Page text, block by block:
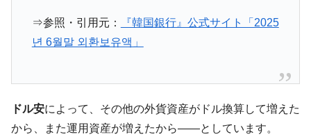
Fact1 平成仮面ライダーの意外すぎるモチーフとは？
だった選手とは？
Fact1
甲子園通算本塁打、最多の清原に次いで多く打っ
⇒参照・引用元：
『韓国銀行』公式サイト「2025
년 6월말 외환보유액」
ドル安によって、その他の外貨資産がドル換算して増えた
から、また運用資産が増えたから――としています。